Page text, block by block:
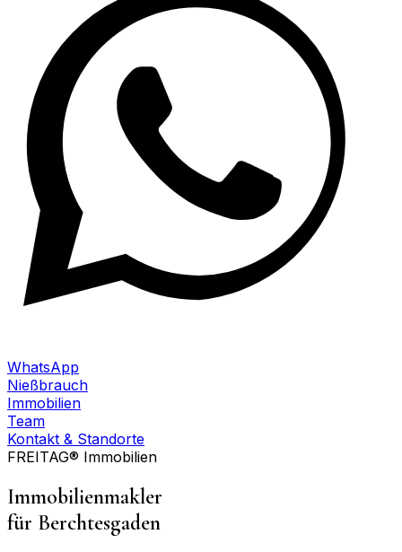
WhatsApp
Nießbrauch
Immobilien
Team
Kontakt & Standorte
FREITAG® Immobilien
Immobilienmakler
für Berchtesgaden